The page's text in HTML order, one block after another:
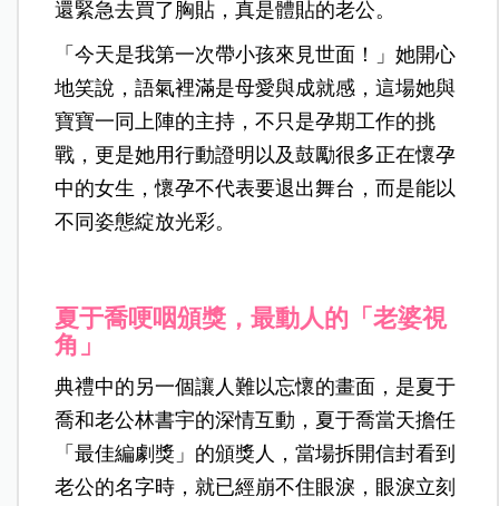
還緊急去買了胸貼，真是體貼的老公。
「今天是我第一次帶小孩來見世面！」她開心
地笑說，語氣裡滿是母愛與成就感，這場她與
寶寶一同上陣的主持，不只是孕期工作的挑
戰，更是她用行動證明以及鼓勵很多正在懷孕
中的女生，懷孕不代表要退出舞台，而是能以
不同姿態綻放光彩。
夏于喬哽咽頒獎，最動人的「老婆視
角」
典禮中的另一個讓人難以忘懷的畫面，是夏于
喬和老公林書宇的深情互動，夏于喬當天擔任
「最佳編劇獎」的頒獎人，當場拆開信封看到
老公的名字時，就已經崩不住眼淚，眼淚立刻